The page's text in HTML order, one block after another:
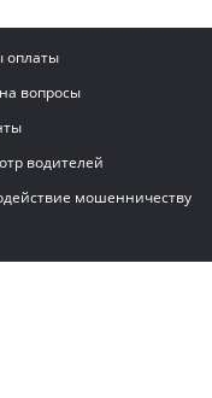
оплаты
вопросы
водителей
мошенничеству